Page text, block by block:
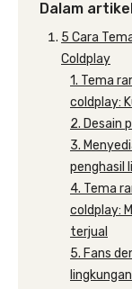
Dalam
5 Cara
Coldplay
1. Tema
coldplay:
2. Desain
3.
penghasil
4. Tema
coldplay:
terjual
5. Fans